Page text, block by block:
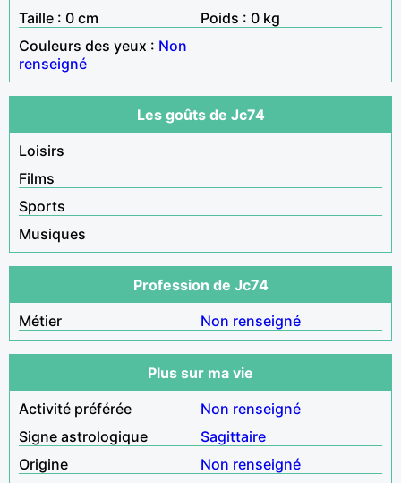
Taille : 0 cm
Poids : 0 kg
Couleurs des yeux : Non
renseigné
Les goûts de Jc74
Loisirs
Films
Sports
Musiques
Profession de Jc74
Métier
Non renseigné
Plus sur ma vie
Activité préférée
Non renseigné
Signe astrologique
Sagittaire
Origine
Non renseigné